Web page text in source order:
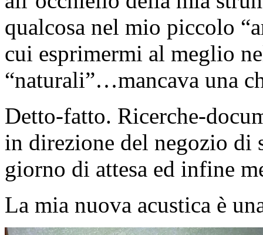
qualcosa nel mio piccolo
cui esprimermi al meglio
“naturali”…mancava una
Detto-fatto. Ricerche-
in direzione del negozio
giorno di attesa ed infine
La mia nuova acustica è